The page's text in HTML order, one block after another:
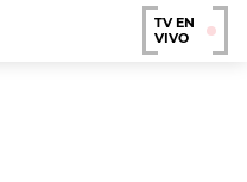
TV EN
VIVO